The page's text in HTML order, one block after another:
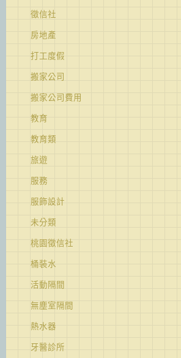
徵信社
房地產
打工度假
搬家公司
搬家公司費用
教育
教育類
旅遊
服務
服飾設計
未分類
桃園徵信社
桶裝水
活動隔間
無塵室隔間
熱水器
牙醫診所